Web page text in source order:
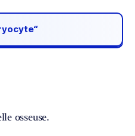
osseuse.